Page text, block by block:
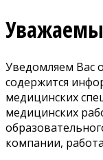
Уведомляем Вас
содержится
медицинских
медицинских
компании,